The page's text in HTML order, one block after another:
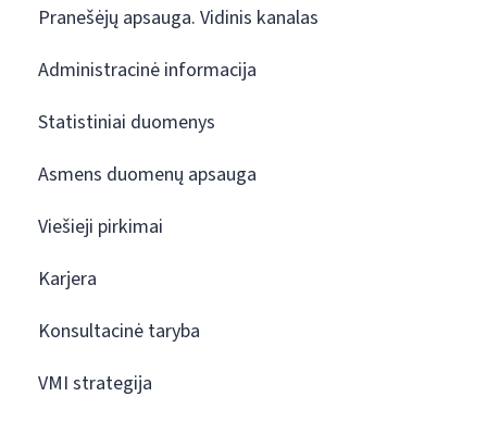
Pranešėjų apsauga. Vidinis kanalas
Administracinė informacija
Statistiniai duomenys
Asmens duomenų apsauga
Viešieji pirkimai
Karjera
Konsultacinė taryba
VMI strategija